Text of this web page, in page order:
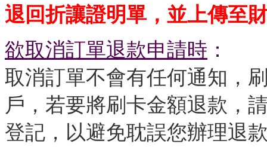
退回折讓證明單，並上傳至
欲取消訂單退款申請時 ：
取消訂單不會有任何通知，
戶，若要將刷卡金額退款，
登記， 以避免耽誤您辦理退